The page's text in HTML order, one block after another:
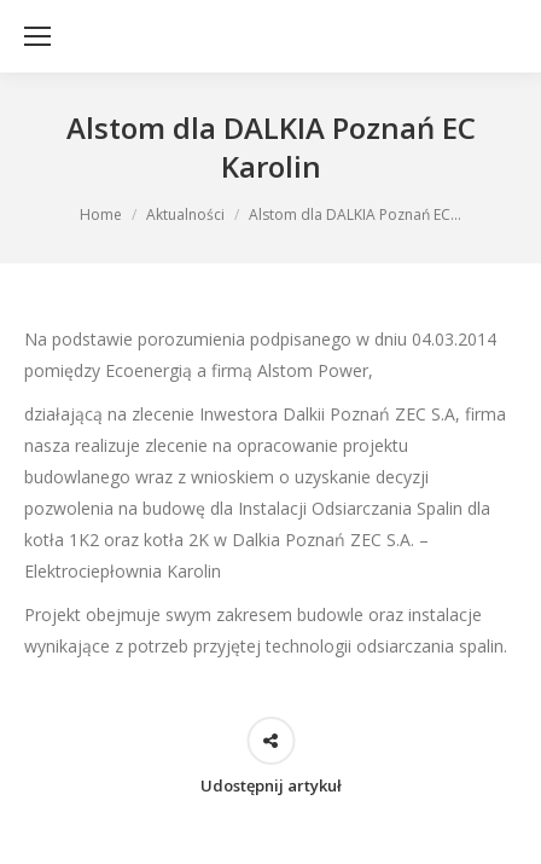
Alstom dla DALKIA Poznań EC
Karolin
You are here:
Home Aktualności Alstom dla DALKIA Poznań EC…
Na podstawie porozumienia podpisanego w dniu 04.03.2014
pomiędzy Ecoenergią a firmą Alstom Power,
działającą na zlecenie Inwestora Dalkii Poznań ZEC S.A, firma
nasza realizuje zlecenie na opracowanie projektu
budowlanego wraz z wnioskiem o uzyskanie decyzji
pozwolenia na budowę dla Instalacji Odsiarczania Spalin dla
kotła 1K2 oraz kotła 2K w Dalkia Poznań ZEC S.A. –
Elektrociepłownia Karolin
Projekt obejmuje swym zakresem budowle oraz instalacje
wynikające z potrzeb przyjętej technologii odsiarczania spalin.
Udostępnij artykuł